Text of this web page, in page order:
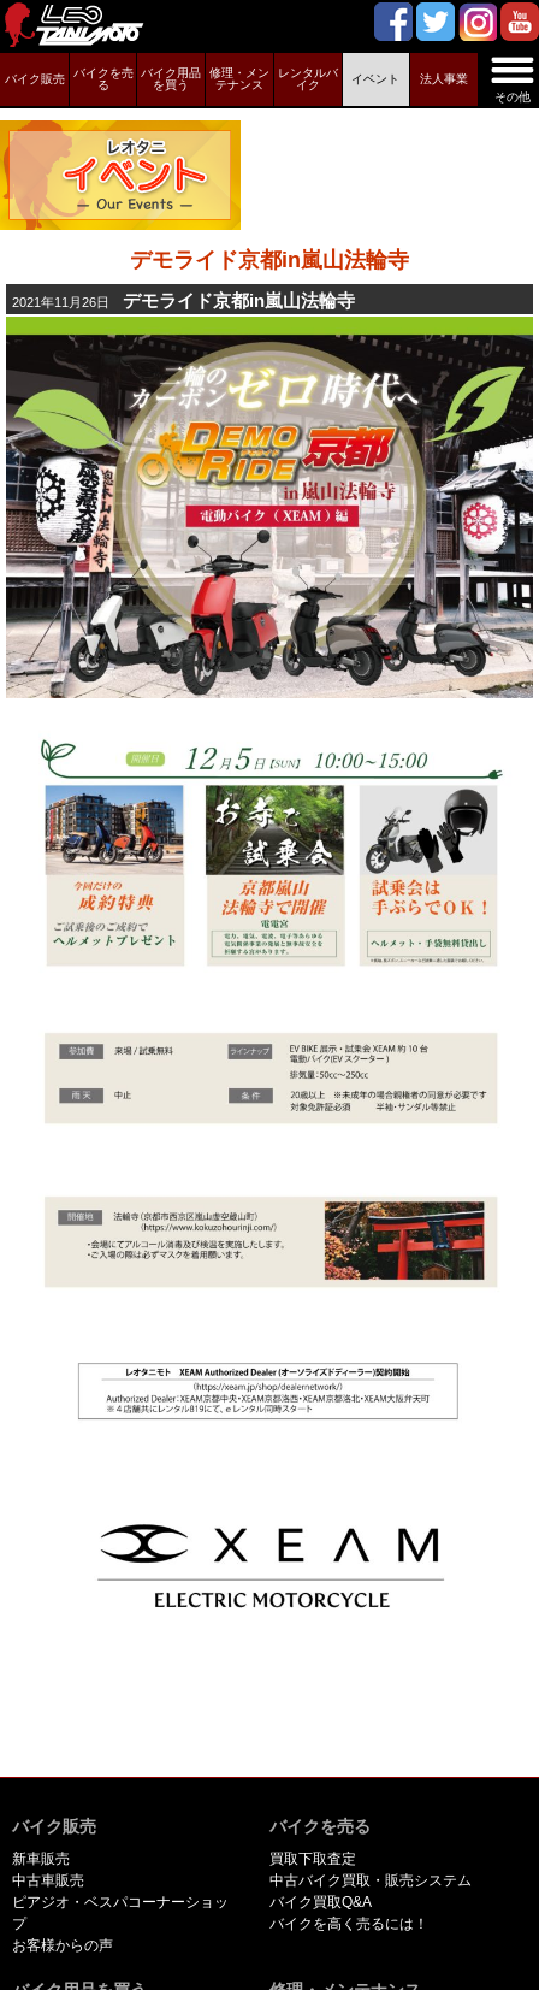
その他
バイク販売
バイクを売
る
バイク用品
を買う
修理・メン
テナンス
レンタルバ
イク
イベント 法人事業
デモライド京都in嵐山法輪寺
2021年11月26日 デモライド京都in嵐山法輪寺
バイク販売
新車販売
中古車販売
ピアジオ・ベスパコーナーショッ
プ
お客様からの声
バイクを売る
買取下取査定
中古バイク買取・販売システム
バイク買取Q&A
バイクを高く売るには！